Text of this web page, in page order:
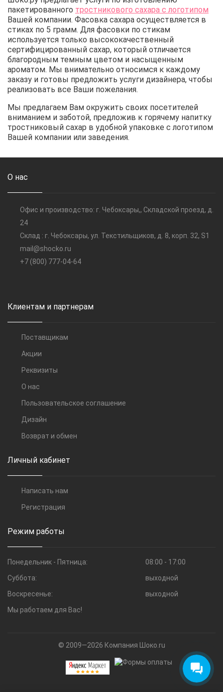
пакетированного тростникового сахара с логотипом
Вашей компании. Фасовка сахара осуществляется в
стиках по 5 грамм. Для фасовки по стикам
используется только высококачественный
сертифицированный сахар, который отличается
благородным темным цветом и насыщенным
ароматом. Мы внимательно относимся к каждому
заказу и готовы предложить услуги дизайнера, чтобы
реализовать все Ваши пожелания.
Мы предлагаем Вам окружить своих посетителей
вниманием и заботой, предложив к горячему напитку
тростниковый сахар в удобной упаковке с логотипом
Вашей компании или заведения.
О нас
Офис и производство: г. Чебоксары,, Складской проезд, д.
24
Склад : г. Чебоксары, ул. Текстильщиков, д. 8, корп. 32, S1
mail@shocko.ru
+7 (800) 777-04-64
Клиентам и партнерам
Поставщикам
Акции
Реквизиты
О нас
Пользовательское соглашение
Дизайн
Возврат и обмен
Личный кабинет
Написать нам
Регистрация
Режим работы
Понедельник - Пятница:
08:00 - 17:00
Суббота:
выходной
Воскресенье:
выходной
Мы работаем для Вас!
© 2009—2026 Компания Шоко.ru